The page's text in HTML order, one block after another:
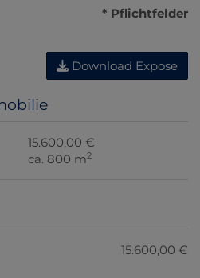
* Pflichtfelder
Download Expose
15.600,00 €
ca. 800 m2
15.600,00 €